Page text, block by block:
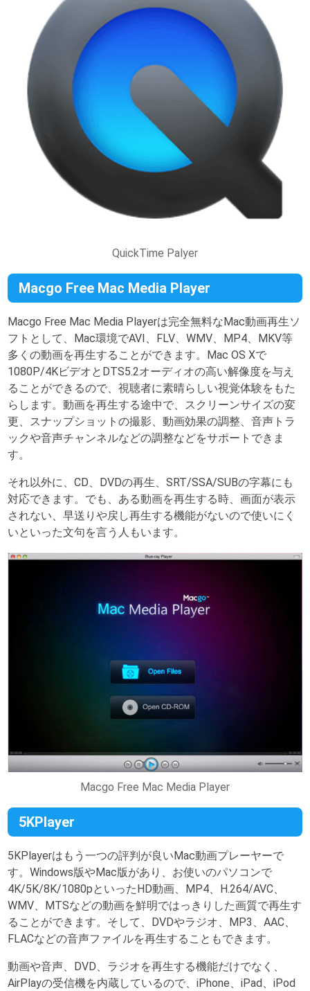
QuickTime Palyer
Macgo Free Mac Media Player
Macgo Free Mac Media Playerは完全無料なMac動画再生ソ
フトとして、Mac環境でAVI、FLV、WMV、MP4、MKV等
多くの動画を再生することができます。Mac OS Xで
1080P/4KビデオとDTS5.2オーディオの高い解像度を与え
ることができるので、視聴者に素晴らしい視覚体験をもた
らします。動画を再生する途中で、スクリーンサイズの変
更、スナップショットの撮影、動画効果の調整、音声トラ
ックや音声チャンネルなどの調整などをサポートできま
す。
それ以外に、CD、DVDの再生、SRT/SSA/SUBの字幕にも
対応できます。でも、ある動画を再生する時、画面が表示
されない、早送りや戻し再生する機能がないので使いにく
いといった文句を言う人もいます。
Macgo Free Mac Media Player
5KPlayer
5KPlayerはもう一つの評判が良いMac動画プレーヤーで
す。Windows版やMac版があり、お使いのパソコンで
4K/5K/8K/1080pといったHD動画、MP4、H.264/AVC、
WMV、MTSなどの動画を鮮明ではっきりした画質で再生す
ることができます。そして、DVDやラジオ、MP3、AAC、
FLACなどの音声ファイルを再生することもできます。
動画や音声、DVD、ラジオを再生する機能だけでなく、
AirPlayの受信機を内蔵しているので、iPhone、iPad、iPod